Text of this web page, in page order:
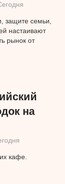
защите семьи,
настаивают
рынок от
на
кафе.